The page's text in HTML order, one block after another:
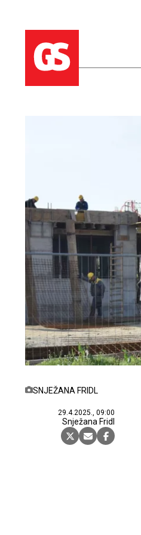
SNJEŽANA FRIDL
29.4.2025., 09:00
Snježana Fridl